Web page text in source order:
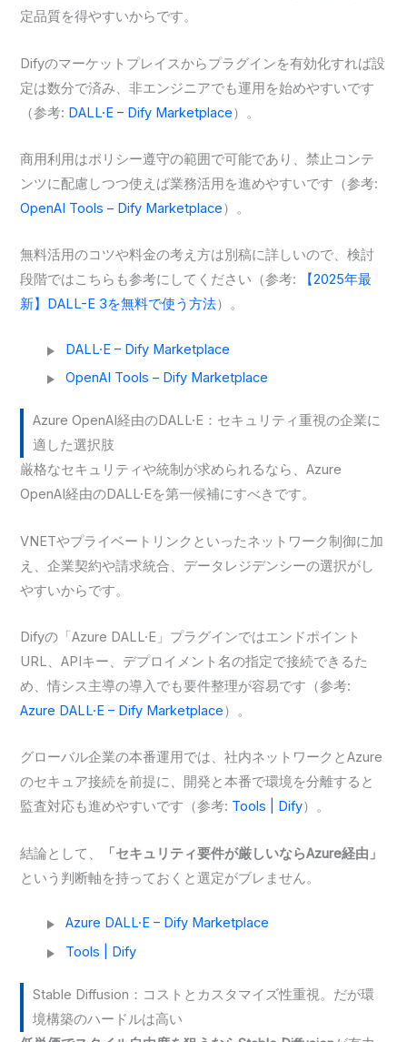
定品質を得やすいからです。
Difyのマーケットプレイスからプラグインを有効化すれば設
定は数分で済み、非エンジニアでも運用を始めやすいです
（参考: DALL·E – Dify Marketplace）。
商用利用はポリシー遵守の範囲で可能であり、禁止コンテ
ンツに配慮しつつ使えば業務活用を進めやすいです（参考:
OpenAI Tools – Dify Marketplace）。
無料活用のコツや料金の考え方は別稿に詳しいので、検討
段階ではこちらも参考にしてください（参考:
【2025年最
新】DALL-E 3を無料で使う方法）。
DALL·E – Dify Marketplace
OpenAI Tools – Dify Marketplace
Azure OpenAI経由のDALL·E：セキュリティ重視の企業に
適した選択肢
厳格なセキュリティや統制が求められるなら、Azure
OpenAI経由のDALL·Eを第一候補にすべきです。
VNETやプライベートリンクといったネットワーク制御に加
え、企業契約や請求統合、データレジデンシーの選択がし
やすいからです。
Difyの「Azure DALL·E」プラグインではエンドポイント
URL、APIキー、デプロイメント名の指定で接続できるた
め、情シス主導の導入でも要件整理が容易です（参考:
Azure DALL·E – Dify Marketplace）。
グローバル企業の本番運用では、社内ネットワークとAzure
のセキュア接続を前提に、開発と本番で環境を分離すると
監査対応も進めやすいです（参考: Tools | Dify）。
結論として、
「セキュリティ要件が厳しいならAzure経由」
という判断軸を持っておくと選定がブレません。
Azure DALL·E – Dify Marketplace
Tools | Dify
Stable Diffusion：コストとカスタマイズ性重視。だが環
境構築のハードルは高い